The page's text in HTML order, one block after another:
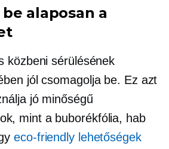
alaposan a
közbeni sérülésének
jól csomagolja be. Ez azt
jó minőségű
mint a buborékfólia, hab
eco-friendlylehetőségek